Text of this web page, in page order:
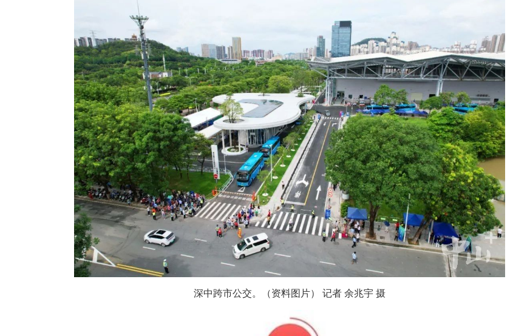
深中跨市公交。（资料图片） 记者 余兆宇 摄